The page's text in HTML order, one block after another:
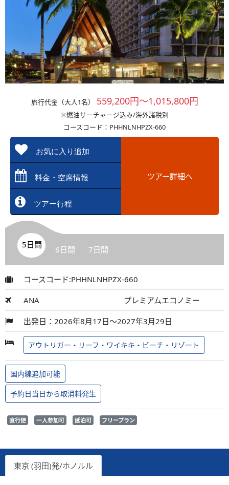
旅行代金（大人1名） 559,200円～1,015,800円
※燃油サーチャージ込み/海外諸税別
コースコード：PHHNLNHPZX-660
お気に入り追加
料金・空席情報
ツアー行程
ツアー詳細へ
5日間 6日間 7日間
コースコード:PHHNLNHPZX-660
ANA プレミアムエコノミー
出発日：2026年8月17日～2027年3月29日
アウトリガー・リーフ・ワイキキ・ビーチ・リゾート
国内線追加可能
予約日当日から取消料発生
直行便 一人参加可 延泊可 フリープラン
東京 (羽田)発/ホノルル